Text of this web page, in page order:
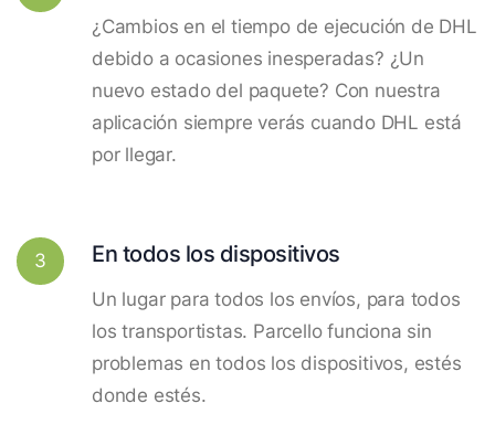
¿Cambios en el tiempo de ejecución de DHL
debido a ocasiones inesperadas? ¿Un
nuevo estado del paquete? Con nuestra
aplicación siempre verás cuando DHL está
por llegar.
3 En todos los dispositivos
Un lugar para todos los envíos, para todos
los transportistas. Parcello funciona sin
problemas en todos los dispositivos, estés
donde estés.